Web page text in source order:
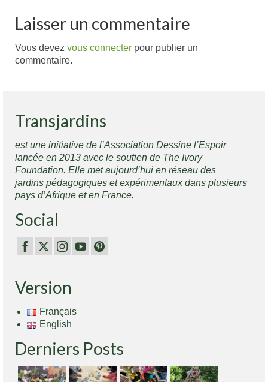
Laisser un commentaire
Vous devez vous connecter pour publier un
commentaire.
Transjardins
est une initiative de l’Association Dessine l’Espoir
lancée en 2013 avec le soutien de The Ivory
Foundation. Elle met aujourd’hui en réseau des
jardins pédagogiques et expérimentaux dans plusieurs
pays d’Afrique et en France.
Social
Version
Français
English
Derniers Posts